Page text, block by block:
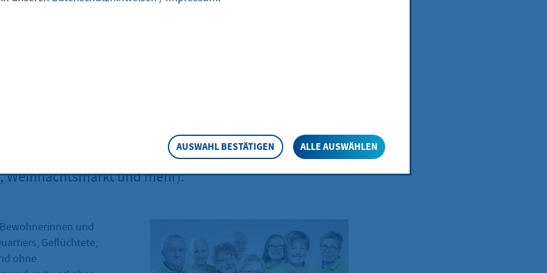
und Familie Nord sind Stadtteilprojekte in
Caritas-Main-Taunus. Das Angebot umfasst neben
Kennenlernen in den Mittelpunkt stellen (gemeinsamer
gegen Spende, wöchentliche Einkaufsfahrt der Familie
Generationentreff, Kinderfreizeiten,
Weihnachtsmarkt und mehr).
und
Geflüchtete,
ohne
AUSWAHL BESTÄTIGEN ALLE AUSWÄHLEN